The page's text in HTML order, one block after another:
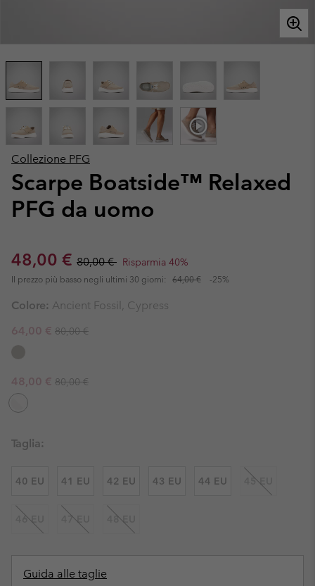
Collezione PFG
Scarpe Boatside™ Relaxed
PFG da uomo
Sale price:
48,00 € Regular price:
80,00 € Risparmia 40%
Il prezzo più basso negli ultimi 30 giorni: 64,00 € -25%
Colore: Ancient Fossil, Cypress
Sale price:
64,00 € Regular price:
80,00 €
Sale price:
48,00 € Regular price:
80,00 €
Taglia:
40 EU 41 EU 42 EU 43 EU 44 EU 45 EU
46 EU 47 EU 48 EU
Guida alle taglie